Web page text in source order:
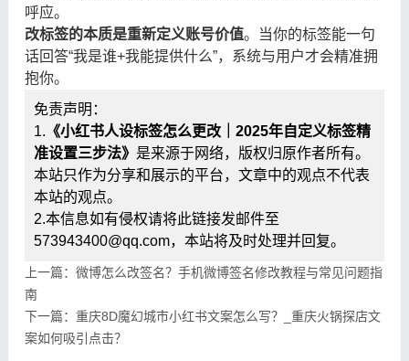
呼应。
改标签的本质是重新定义账号价值。当你的标签能一句
话回答“我是谁+我能提供什么”，系统与用户才会精准拥
抱你。
免责声明：
1. 《小红书人设标签怎么更改｜2025年自定义标签精
准设置三步法》 是来源于网络，版权归原作者所有。
本站只作为分享和展示的平台，文章中的观点不代表
本站的观点。
2.本信息如有侵权请将此链接发邮件至
573943400@qq.com，本站将及时处理并回复。
上一篇：微博怎么改签名？手机微博签名修改教程与常见问题指
南
下一篇：重庆8D魔幻城市小红书文案怎么写？_重庆火锅探店文
案如何吸引点击？